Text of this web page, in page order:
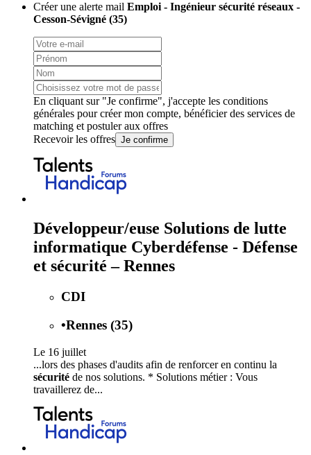
Créer une alerte mail Emploi - Ingénieur sécurité réseaux -
Cesson-Sévigné (35)
En cliquant sur "Je confirme", j'accepte les conditions
générales pour créer mon compte, bénéficier des services de
matching et postuler aux offres
Recevoir les offres Je confirme
Développeur/euse Solutions de lutte
informatique Cyberdéfense - Défense
et sécurité – Rennes
CDI
•Rennes (35)
Le 16 juillet
...lors des phases d'audits afin de renforcer en continu la
sécurité de nos solutions. * Solutions métier : Vous
travaillerez de...